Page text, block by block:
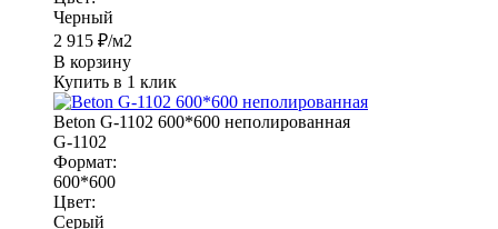
Черный
2 915 ₽/м2
В корзину
Купить в 1 клик
Beton G-1102 600*600 неполированная
G-1102
Формат:
600*600
Цвет:
Серый